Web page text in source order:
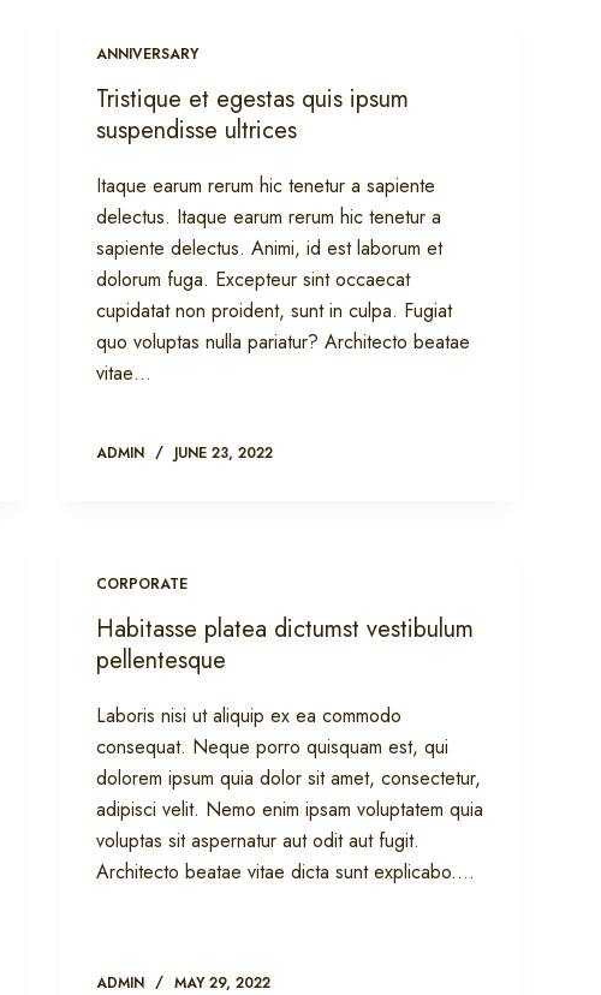
ANNIVERSARY
Tristique et egestas quis ipsum
suspendisse ultrices
Itaque earum rerum hic tenetur a sapiente
delectus. Itaque earum rerum hic tenetur a
sapiente delectus. Animi, id est laborum et
dolorum fuga. Excepteur sint occaecat
cupidatat non proident, sunt in culpa. Fugiat
quo voluptas nulla pariatur? Architecto beatae
vitae…
ADMIN JUNE 23, 2022
CORPORATE
Habitasse platea dictumst vestibulum
pellentesque
Laboris nisi ut aliquip ex ea commodo
consequat. Neque porro quisquam est, qui
dolorem ipsum quia dolor sit amet, consectetur,
adipisci velit. Nemo enim ipsam voluptatem quia
voluptas sit aspernatur aut odit aut fugit.
Architecto beatae vitae dicta sunt explicabo.…
ADMIN MAY 29, 2022